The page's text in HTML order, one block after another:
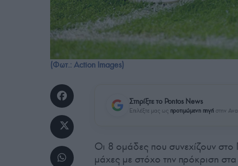
(Φωτ.: Action Images)
Στηρίξτε το Pontos News
Επιλέξτε μας ως προτιμώμενη πηγή στην
Οι 8 ομάδες που συνεχίζουν στο
μάχες με στόχο την πρόκριση στα